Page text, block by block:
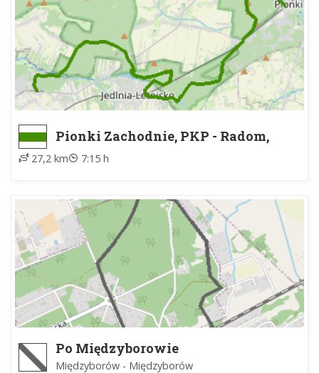
Pionki Zachodnie, PKP - Radom,
Rajec Letnisko
27,2 km 7:15 h
Po Międzyborowie
Międzyborów - Międzyborów